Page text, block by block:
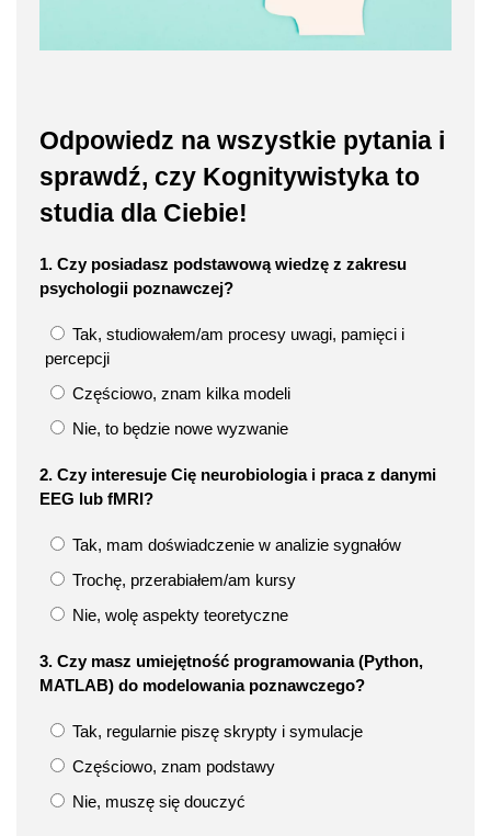
Odpowiedz na wszystkie pytania i
sprawdź, czy Kognitywistyka to
studia dla Ciebie!
1. Czy posiadasz podstawową wiedzę z zakresu
psychologii poznawczej?
Tak, studiowałem/am procesy uwagi, pamięci i
percepcji
Częściowo, znam kilka modeli
Nie, to będzie nowe wyzwanie
2. Czy interesuje Cię neurobiologia i praca z danymi
EEG lub fMRI?
Tak, mam doświadczenie w analizie sygnałów
Trochę, przerabiałem/am kursy
Nie, wolę aspekty teoretyczne
3. Czy masz umiejętność programowania (Python,
MATLAB) do modelowania poznawczego?
Tak, regularnie piszę skrypty i symulacje
Częściowo, znam podstawy
Nie, muszę się douczyć